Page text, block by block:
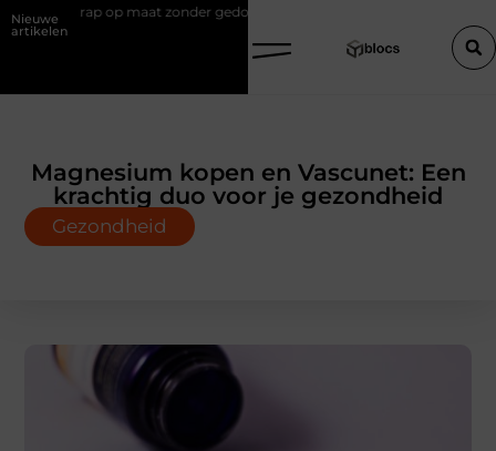
Nieuwe
artikelen
op maat zonder gedoe Effectieve sea-strategieën: van
Magnesium kopen en Vascunet: Een
krachtig duo voor je gezondheid
Gezondheid